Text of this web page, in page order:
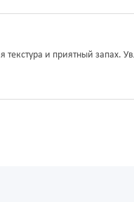
текстура и приятный запах.